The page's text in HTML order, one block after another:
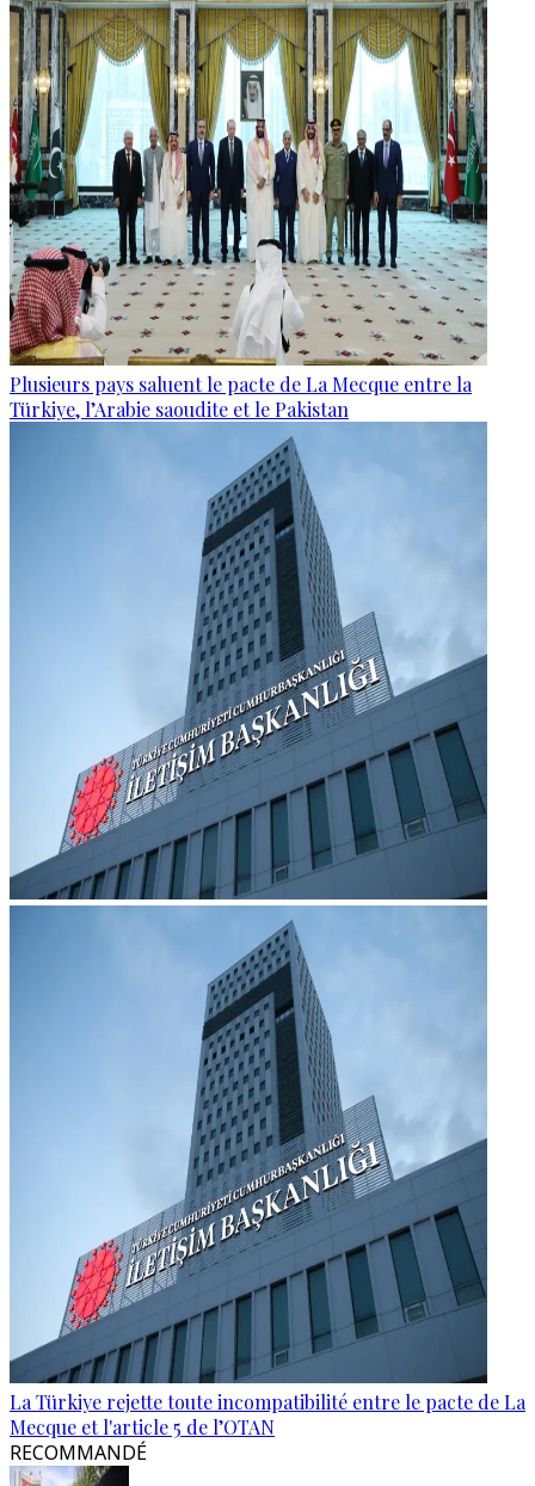
Plusieurs pays saluent le pacte de La Mecque entre la
Türkiye, l’Arabie saoudite et le Pakistan
La Türkiye rejette toute incompatibilité entre le pacte de La
Mecque et l'article 5 de l’OTAN
RECOMMANDÉ